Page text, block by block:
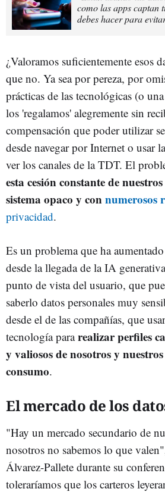
como las apps captan
debes hacer para
¿Valoramos suficientemente esos
que no. Ya sea por pereza, por
prácticas de las tecnológicas (o
los 'regalamos' alegremente sin
compensación que poder utilizar
desde navegar por Internet o usar
ver los canales de la TDT. El
esta cesión constante de
sistema opaco y connumerosos
privacidad.
Es un problema que ha
desde la llegada de la IA
punto de vista del usuario, que
saberlo datos personales muy
desde el de las compañías, que
tecnología pararealizar perfiles
y valiosos de nosotros y
consumo.
El mercado de los
"Hay un mercado secundario de
nosotros no sabemos lo que
Álvarez-Pallete durante su
toleraríamos que los carteros